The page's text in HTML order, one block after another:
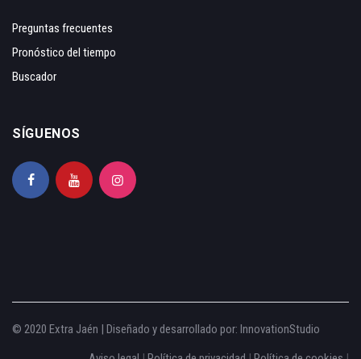
Preguntas frecuentes
Pronóstico del tiempo
Buscador
SÍGUENOS
© 2020 Extra Jaén | Diseñado y desarrollado por: InnovationStudio